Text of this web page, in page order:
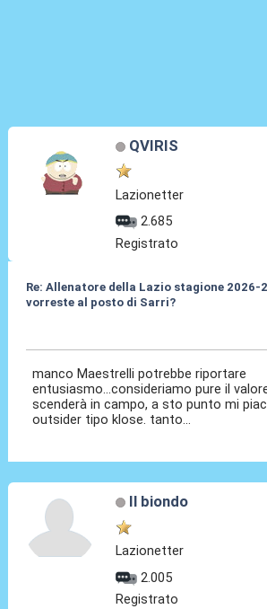
QVIRIS
Lazionetter
2.685
Registrato
Re: Allenatore della Lazio stagione 2026-
vorreste al posto di Sarri?
manco Maestrelli potrebbe riportare
entusiasmo...consideriamo pure il
scenderà in campo, a sto punto mi
outsider tipo klose. tanto...
Il biondo
Lazionetter
2.005
Registrato